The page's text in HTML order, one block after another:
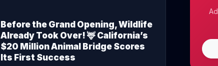
Before the Grand Opening, Wildlife
Already Took Over! 🦌 California’s
$20 Million Animal Bridge Scores
Its First Success